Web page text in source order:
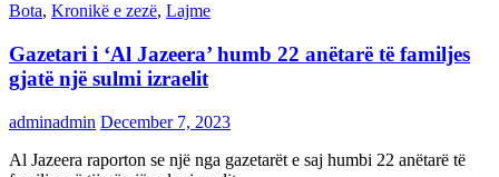
Bota, Kronikë e zezë, Lajme
Gazetari i ‘Al Jazeera’ humb 22 anëtarë të familjes
gjatë një sulmi izraelit
adminadmin December 7, 2023
Al Jazeera raporton se një nga gazetarët e saj humbi 22 anëtarë të